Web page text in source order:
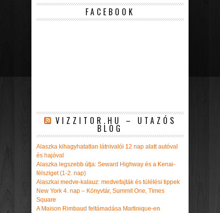
FACEBOOK
VIZZITOR.HU – UTAZÓS
BLOG
Alaszka kihagyhatatlan látnivalói 12 nap alatt autóval
és hajóval
Alaszka legszebb útja: Seward Highway és a Kenai-
félsziget (1-2. nap)
Alaszkai medve-kalauz: medvefajták és túlélési tippek
New York 4. nap – Könyvtár, Summit One, Times
Square
A Maison Rimbaud feltámadása Martinique-en